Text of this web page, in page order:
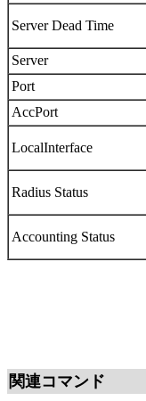
Server Dead Time
Server
Port
AccPort
LocalInterface
Radius Status
Accounting Status
関連コマンド